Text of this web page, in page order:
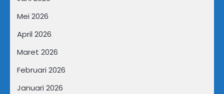
Mei 2026
April 2026
Maret 2026
Februari 2026
Januari 2026